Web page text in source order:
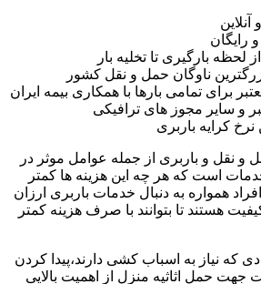
لحظه بارگیری تا تخلیه بار
ناوگان حمل و نقل کشور
برای تمامی بارها با همکاری بیمه ایران
و سایر مجوز های ترافیکی
کرایه باربری
و نقل و باربری از جمله عوامل موثر در
است که هر چه این هزینه ها کمتر
همواره به دنبال خدمات باربری ارزان
هستند تا بتوانند با صرف هزینه کمتر
که نیاز به اسباب کشی دارند،پیدا کردن
حمل اثاثیه منزل از اهمیت بالایی